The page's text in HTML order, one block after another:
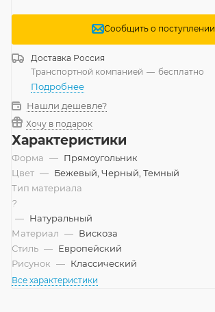
Сообщить о поступлении
Доставка Россия
Транспортной компанией — бесплатно
Подробнее
Нашли дешевле?
Хочу в подарок
Характеристики
Форма — Прямоугольник
Цвет — Бежевый, Черный, Темный
Тип материала
?
— Натуральный
Материал — Вискоза
Стиль — Европейский
Рисунок — Классический
Все характеристики